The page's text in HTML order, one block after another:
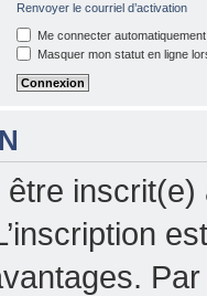
Renvoyer le courriel d’activation
Me connecter
Masquer mon statut en ligne